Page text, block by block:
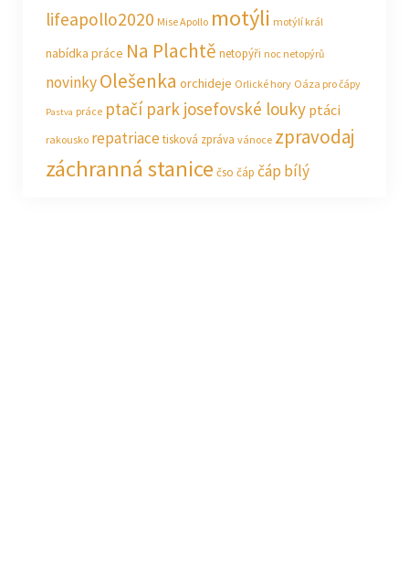
lifeapollo2020 Mise Apollo motýli motýlí král
nabídka práce Na Plachtě netopýři noc netopýrů
novinkyOlešenka orchideje Orlické hory Oáza pro čápy
Pastva práce ptačí park josefovské louky ptáci
rakousko repatriacetisková zpráva vánoce zpravodaj
záchranná stanice čso čáp čáp bílý